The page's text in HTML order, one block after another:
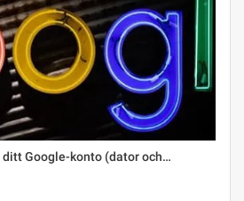
Google-konto (dator och…